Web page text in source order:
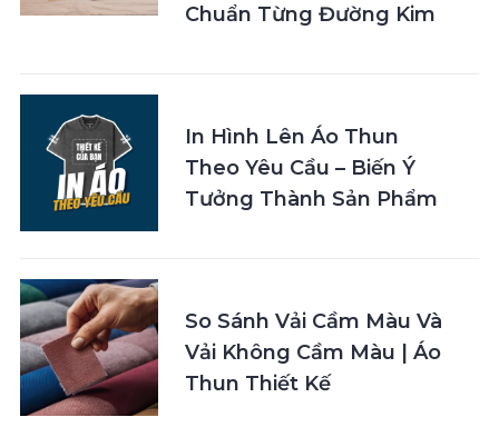
Chuẩn Từng Đường Kim
In Hình Lên Áo Thun
Theo Yêu Cầu – Biến Ý
Tưởng Thành Sản Phẩm
So Sánh Vải Cầm Màu Và
Vải Không Cầm Màu | Áo
Thun Thiết Kế